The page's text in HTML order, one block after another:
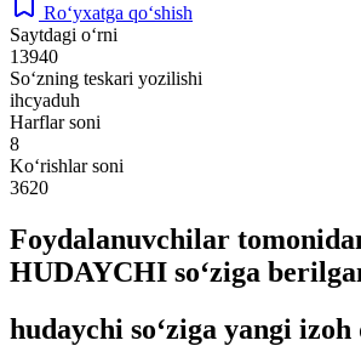
Ro‘yxatga qo‘shish
Saytdagi o‘rni
13940
So‘zning teskari yozilishi
ihcyaduh
Harflar soni
8
Ko‘rishlar soni
3620
Foydalanuvchilar
HUDAYCHI so‘ziga
hudaychi so‘ziga yangi izoh